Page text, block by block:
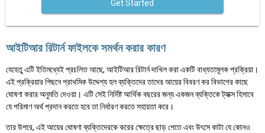
Get Started
আইটিআর রিটার্ন ফাইলকে সমর্থন করার কারণ
যেহেতু এটি ইতিমধ্যেই প্রচলিত আছে, আইটিআর রিটার্ন দাখিল করা একটি বাধ্যতামূলক প্রক্রিয়া।
এই প্রক্রিয়ার পিছনে প্রাথমিক উদ্দেশ্য হল ব্যক্তিদের তাদের আয়ের বিবরণ কর বিভাগের কাছে
ঘোষণা করার অনুমতি দেওয়া। এটি সেই নির্দিষ্ট আর্থিক বছরের জন্য একজন ব্যক্তিকে ট্যাক্স হিসাবে
যে পরিমাণ অর্থ প্রদান করতে হবে তা নির্ধারণ করতে সহায়তা করে।
তার উপরে, এই আয়ের ঘোষণা ব্যক্তিদেরকে করের ক্ষেত্রে ছাড় পেতে এবং উৎসে কাটা যে কোনও